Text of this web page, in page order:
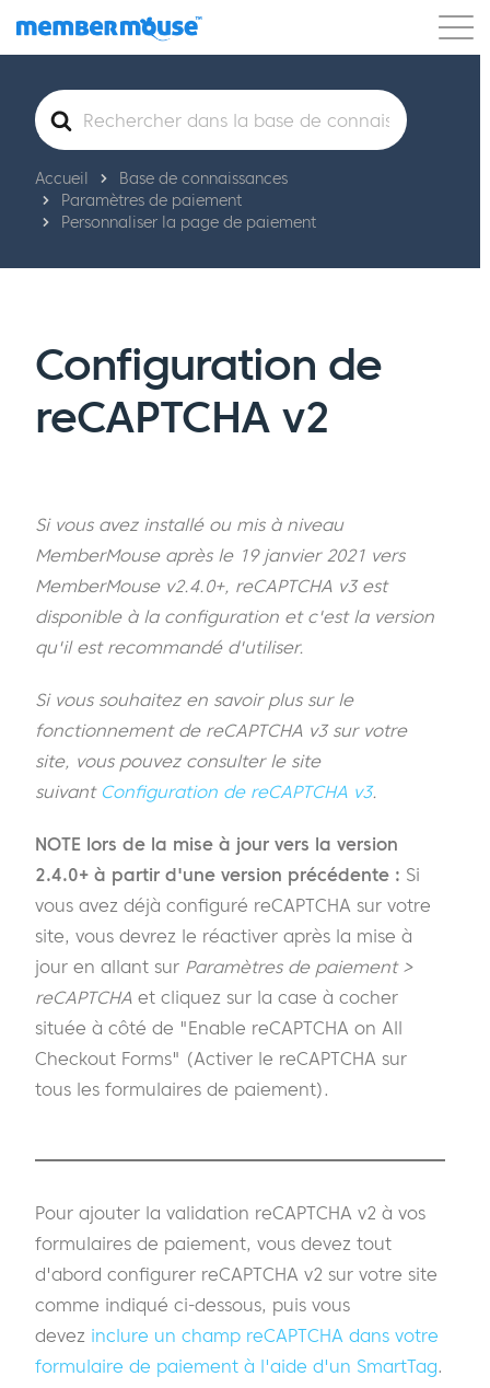
Caractéristiques Clients Tarification
Commencer
Rechercher
Accueil
Base de connaissances
Paramètres de paiement
Personnaliser la page de paiement
Configuration de
reCAPTCHA v2
Si vous avez installé ou mis à niveau
MemberMouse après le 19 janvier 2021 vers
MemberMouse v2.4.0+, reCAPTCHA v3 est
disponible à la configuration et c'est la version
qu'il est recommandé d'utiliser.
Si vous souhaitez en savoir plus sur le
fonctionnement de reCAPTCHA v3 sur votre
site, vous pouvez consulter le site
suivant Configuration de reCAPTCHA v3.
NOTE lors de la mise à jour vers la version
2.4.0+ à partir d'une version précédente : Si
vous avez déjà configuré reCAPTCHA sur votre
site, vous devrez le réactiver après la mise à
jour en allant sur Paramètres de paiement >
reCAPTCHA et cliquez sur la case à cocher
située à côté de "Enable reCAPTCHA on All
Checkout Forms" (Activer le reCAPTCHA sur
tous les formulaires de paiement).
Pour ajouter la validation reCAPTCHA v2 à vos
formulaires de paiement, vous devez tout
d'abord configurer reCAPTCHA v2 sur votre site
comme indiqué ci-dessous, puis vous
devez inclure un champ reCAPTCHA dans votre
formulaire de paiement à l'aide d'un SmartTag.